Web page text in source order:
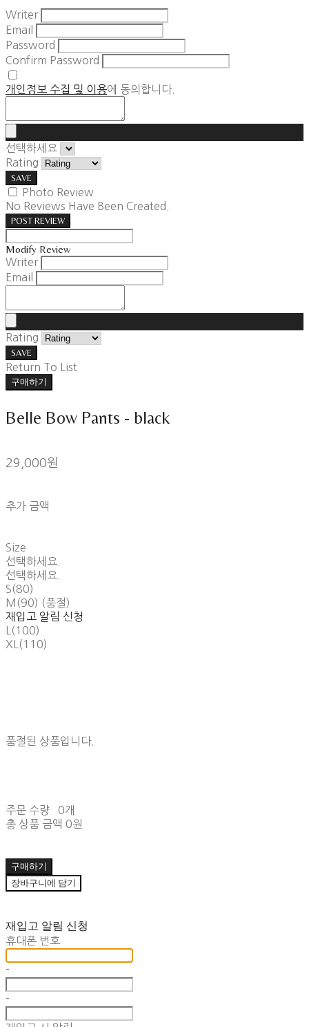
Writer
Email
Password
Confirm Password
개인정보 수집 및 이용에 동의합니다.
선택하세요
Rating
SAVE
Photo Review
No Reviews Have Been Created.
POST REVIEW
Modify Review
Writer
Email
Rating
SAVE
Return To List
구매하기
Belle Bow Pants - black
29,000원
추가 금액
Size
선택하세요.
선택하세요.
S(80)
M(90) (품절)
재입고 알림 신청
L(100)
XL(110)
품절된 상품입니다.
주문 수량
0개
총 상품 금액 0원
구매하기
장바구니에 담기
재입고 알림 신청
휴대폰 번호
-
-